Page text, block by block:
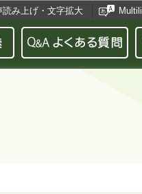
読み上げ・文字拡大